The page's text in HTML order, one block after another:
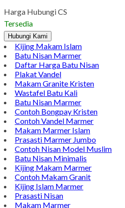
Harga Hubungi CS
Tersedia
Hubungi Kami
Kijing Makam Islam
Batu Nisan Marmer
Daftar Harga Batu Nisan
Plakat Vandel
Makam Granite Kristen
Wastafel Batu Kali
Batu Nisan Marmer
Contoh Bongpay Kristen
Contoh Vandel Marmer
Makam Marmer Islam
Prasasti Marmer Jumbo
Contoh Nisan Model Muslim
Batu Nisan Minimalis
Kijing Makam Marmer
Contoh Makam Granit
Kijing Islam Marmer
Prasasti Nisan
Makam Marmer